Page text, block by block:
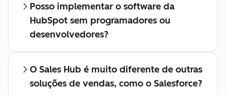
Posso implementar o software da
HubSpot sem programadores ou
desenvolvedores?
O Sales Hub é muito diferente de outras
soluções de vendas, como o Salesforce?